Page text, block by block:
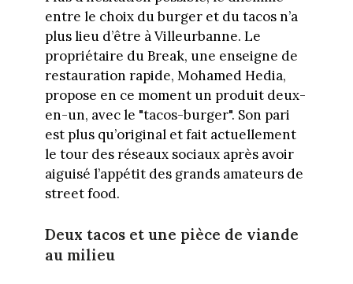
entre le choix du burger et du tacos n’a
plus lieu d’être à Villeurbanne. Le
propriétaire du Break, une enseigne de
restauration rapide, Mohamed Hedia,
propose en ce moment un produit deux-
en-un, avec le "tacos-burger". Son pari
est plus qu’original et fait actuellement
le tour des réseaux sociaux après avoir
aiguisé l’appétit des grands amateurs de
street food.
Deux tacos et une pièce de viande
au milieu